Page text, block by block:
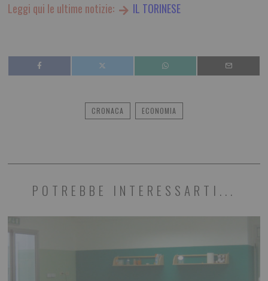
Leggi qui le ultime notizie: IL TORINESE
CRONACA ECONOMIA
POTREBBE INTERESSARTI...